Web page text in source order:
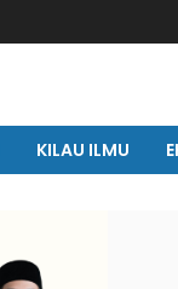
KILAU ILMU